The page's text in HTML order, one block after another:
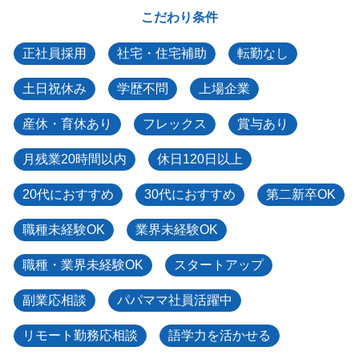
こだわり条件
正社員採用 社宅・住宅補助 転勤なし
土日祝休み 学歴不問 上場企業
産休・育休あり フレックス 賞与あり
月残業20時間以内 休日120日以上
20代におすすめ 30代におすすめ 第二新卒OK
職種未経験OK 業界未経験OK
職種・業界未経験OK スタートアップ
副業応相談 パパママ社員活躍中
リモート勤務応相談 語学力を活かせる